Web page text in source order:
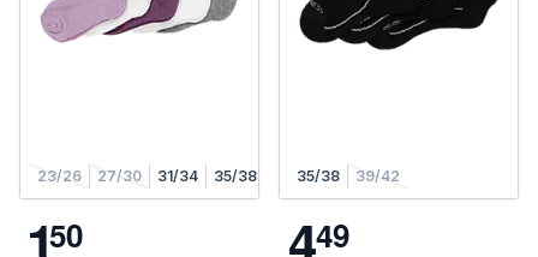
23/26 27/30 31/34 35/38
150
35/38 39/42
449